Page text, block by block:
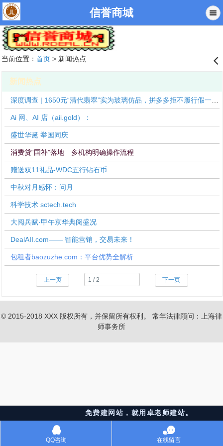
信誉商城
当前位置： 首页> 新闻热点 󰊒
新闻热点
Ai 网、AI 店（aii.gold）：
盛世华诞 举国同庆
消费贷“国补”落地 多机构明确操作流程
赠送双11礼品-WDC五行钻石币
中秋对月感怀：问月
科学技术 sctech.tech
大阅兵赋·甲午京华典阅盛况
DealAII.com—— 智能营销，交易未来！
包租者baozuzhe.com：平台优势全解析
上一页 下一页
© 2015-2018 XXX 版权所有，并保留所有权利。 常年法律顾问：上海律
师事务所
免费建网站，就用卓老师建站。
󰇇
QQ咨询
󰂮
在线留言